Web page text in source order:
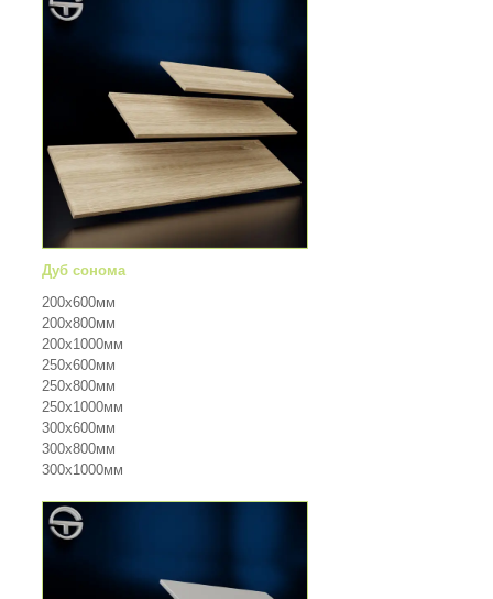
Дуб сонома
200х600мм
200х800мм
200х1000мм
250х600мм
250х800мм
250х1000мм
300х600мм
300х800мм
300х1000мм